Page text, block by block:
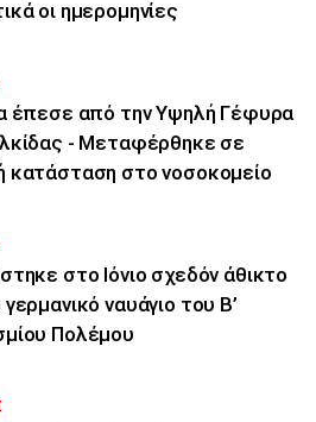
οι ημερομηνίες
έπεσε από την Υψηλή Γέφυρα
- Μεταφέρθηκε σε
κατάσταση στο νοσοκομείο
στο Ιόνιο σχεδόν άθικτο
ναυάγιο του Β’
Πολέμου